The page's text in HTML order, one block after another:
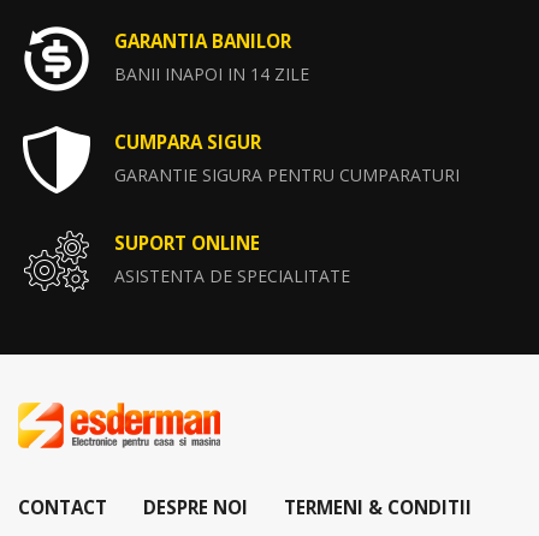
GARANTIA BANILOR
BANII INAPOI IN 14 ZILE
CUMPARA SIGUR
GARANTIE SIGURA PENTRU CUMPARATURI
SUPORT ONLINE
ASISTENTA DE SPECIALITATE
CONTACT DESPRE NOI TERMENI & CONDITII